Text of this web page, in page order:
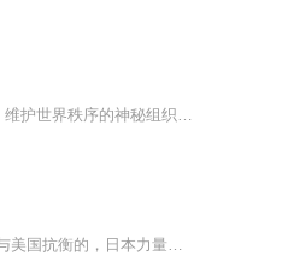
在繁华都市的喧嚣背后，隐藏着无数不为人知的超自然秘密，而749局，正是守护这些秘密、维护世界秩序的神秘组织。 随着各类事件的调查深入，这些看似孤立的超自然事件，背后似乎都有着千丝万缕的联系，仿佛有一双无形的大手在暗中操控。而749局内部，也似...
其实主角的作为从一定程度上来说是抬高了日本国力，不过这是因为日本本身的国力是无法与美国抗衡的，日本力量大点举国东征才有意思，与美国死掐才有看头，才合理，结果嘛，作者就卖关子了！ 而利德国关系方面制定对苏作战，也是重头戏! 本书种种情节...